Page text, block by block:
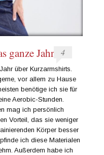
ganze Jahr 4
über Kurzarmshirts.
vor allem zu Hause
benötige ich sie für
Aerobic-Stunden.
mag ich persönlich
Vorteil, das sie weniger
Körper besser
ich diese Materialen
Außerdem habe ich